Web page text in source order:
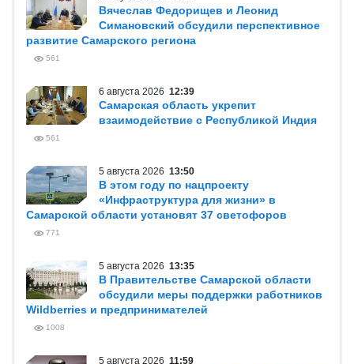
Вячеслав Федорищев и Леонид
Симановский обсудили перспективное
развитие Самарского региона
561
6 августа 2026 12:39
Самарская область укрепит
взаимодействие с Республикой Индия
561
5 августа 2026 13:50
В этом году по нацпроекту
«Инфраструктура для жизни» в
Самарской области установят 37 светофоров
771
5 августа 2026 13:35
В Правительстве Самарской области
обсудили меры поддержки работников
Wildberries и предпринимателей
1008
5 августа 2026 11:59